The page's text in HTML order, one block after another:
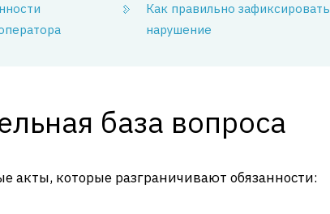
Как правильно зафиксировать
нарушение
база вопроса
акты, которые разграничивают обязанности: